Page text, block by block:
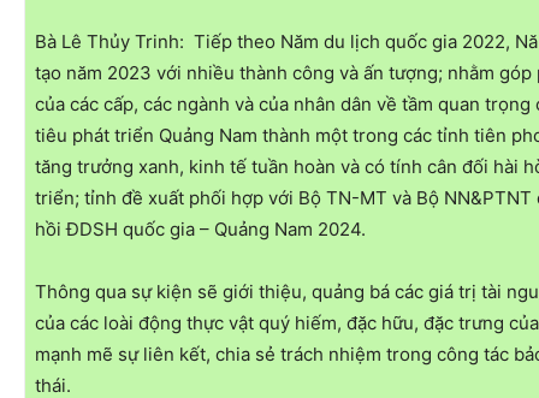
Bà Lê Thủy Trinh: Tiếp theo Năm du lịch quốc gia 2022,
tạo năm 2023 với nhiều thành công và ấn tượng; nhằm
của các cấp, các ngành và của nhân dân về tầm quan
tiêu phát triển Quảng Nam thành một trong các tỉnh tiên
tăng trưởng xanh, kinh tế tuần hoàn và có tính cân đối hài
triển; tỉnh đề xuất phối hợp với Bộ TN-MT và Bộ
hồi ĐDSH quốc gia – Quảng Nam 2024.
Thông qua sự kiện sẽ giới thiệu, quảng bá các giá trị tài
của các loài động thực vật quý hiếm, đặc hữu, đặc trưng
mạnh mẽ sự liên kết, chia sẻ trách nhiệm trong công tác
thái.